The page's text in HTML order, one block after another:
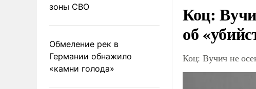
зоны СВО
Обмеление рек в
Германии обнажило
«камни голода»
Коц:
об
Коц: Вучич не